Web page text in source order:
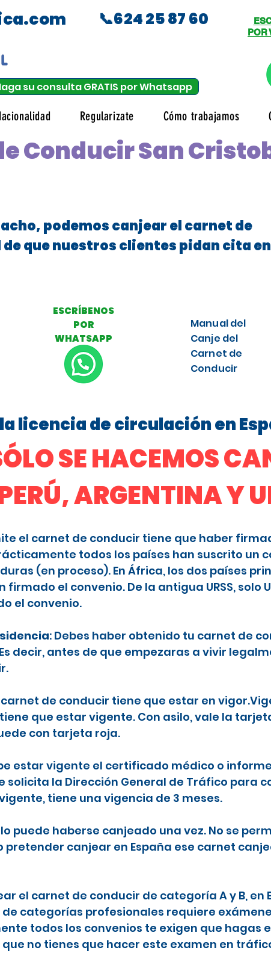
📞624 25 87 60
su consulta GRATIS por Whatsapp
POR
Regularizate Cómo trabajamos
Conducir San
podemos canjear el carnet de
que nuestros clientes pidan cita en
ESCRÍBENOS
POR
WHATSAPP
Manual del
Canje del
Carnet de
Conducir
licencia de circulación en
SE HACEMOS
ARGENTINA Y
el carnet de conducir tiene que haber
todos los países han suscrito un
(en proceso). En África, los dos países
el convenio. De la antigua URSS,
el convenio.
: Debes haber obtenido tu carnet de
decir, antes de que empezaras a vivir
carnet de conducir tiene que estar en
que estar vigente. Con asilo, vale la
con tarjeta roja.
estar vigente el certificado médico o
solicita la Dirección General de Tráfico para
tiene una vigencia de 3 meses.
puede haberse canjeado una vez. No se
canjear en España ese carnet
el carnet de conducir de categoría A y B, en
de categorías profesionales requiere
todos los convenios te exigen que hagas
no tienes que hacer este examen en